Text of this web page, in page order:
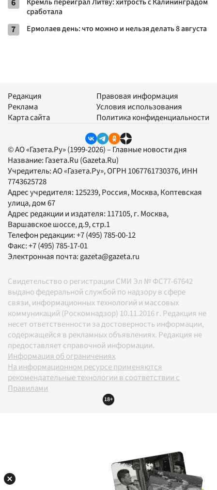
6
сработала
7 Ермолаев день: что можно и нельзя делать 8 августа
Редакция
Реклама
Карта сайта
Правовая информация
Условия использования
Политика конфиденциальности
© АО «Газета.Ру» (1999-2026) – Главные новости дня
Название: Газета.Ru (Gazeta.Ru)
Учредитель:АО «Газета.Ру», ОГРН 1067761730376, ИНН
7743625728
Адрес учредителя: 125239, Россия, Москва, Коптевская
улица, дом 67
Адрес редакции и издателя: 117105, г. Москва,
Варшавское шоссе, д.9, стр.1
Телефон редакции:+7 (495) 785-00-12
Факс:+7 (495) 785-17-01
Электронная почта:gazeta@gazeta.ru
Свидетельство о регистрации СМИ Эл № ФС77-67642
выдано федеральной службой по надзору в сфере
связи, информационных технологий и массовых
коммуникаций (Роскомнадзор) 10.11.2016 г. Редакция не
несет ответственности за достоверность информации,
содержащейся в рекламных объявлениях. Редакция не
предоставляет справочной информации.
Информация об ограничениях
На информационном ресурсе применяются
рекомендательные технологии в соответствии с
Правилами
18+